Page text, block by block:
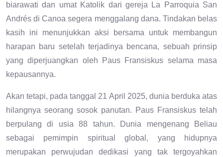
biarawati dan umat Katolik dari gereja La Parroquia San
Andrés di Canoa segera menggalang dana. Tindakan belas
kasih ini menunjukkan aksi bersama untuk membangun
harapan baru setelah terjadinya bencana, sebuah prinsip
yang diperjuangkan oleh Paus Fransiskus selama masa
kepausannya.
Akan tetapi, pada tanggal 21 April 2025, dunia berduka atas
hilangnya seorang sosok panutan. Paus Fransiskus telah
berpulang di usia 88 tahun. Dunia mengenang Beliau
sebagai pemimpin spiritual global, yang hidupnya
merupakan perwujudan dedikasi yang tak tergoyahkan